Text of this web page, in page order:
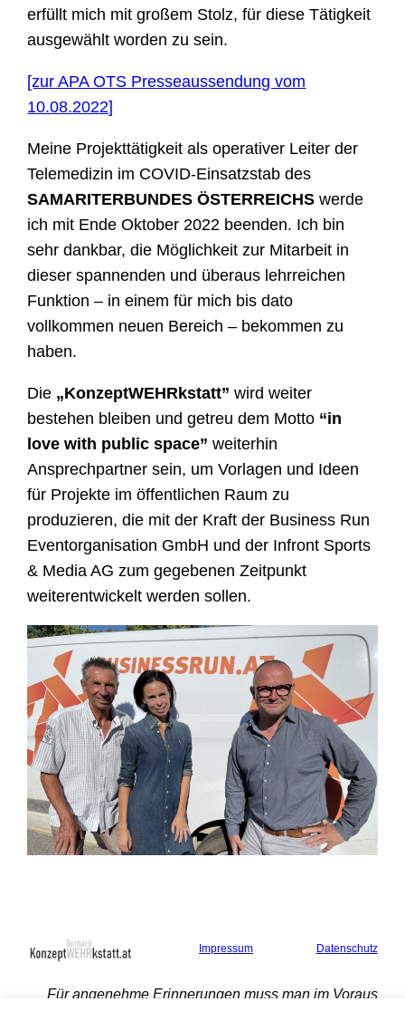
erfüllt mich mit großem Stolz, für diese Tätigkeit
ausgewählt worden zu sein.
[zur APA OTS Presseaussendung vom
10.08.2022]
Meine Projekttätigkeit als operativer Leiter der
Telemedizin im COVID-Einsatzstab des
SAMARITERBUNDES ÖSTERREICHSwerde
ich mit Ende Oktober 2022 beenden. Ich bin
sehr dankbar, die Möglichkeit zur Mitarbeit in
dieser spannenden und überaus lehrreichen
Funktion – in einem für mich bis dato
vollkommen neuen Bereich – bekommen zu
haben.
Die „KonzeptWEHRkstatt” wird weiter
bestehen bleiben und getreu dem Motto “in
love with public space” weiterhin
Ansprechpartner sein, um Vorlagen und Ideen
für Projekte im öffentlichen Raum zu
produzieren, die mit der Kraft der Business Run
Eventorganisation GmbH und der Infront Sports
& Media AG zum gegebenen Zeitpunkt
weiterentwickelt werden sollen.
Impressum Datenschutz
Für angenehme Erinnerungen muss man im Voraus